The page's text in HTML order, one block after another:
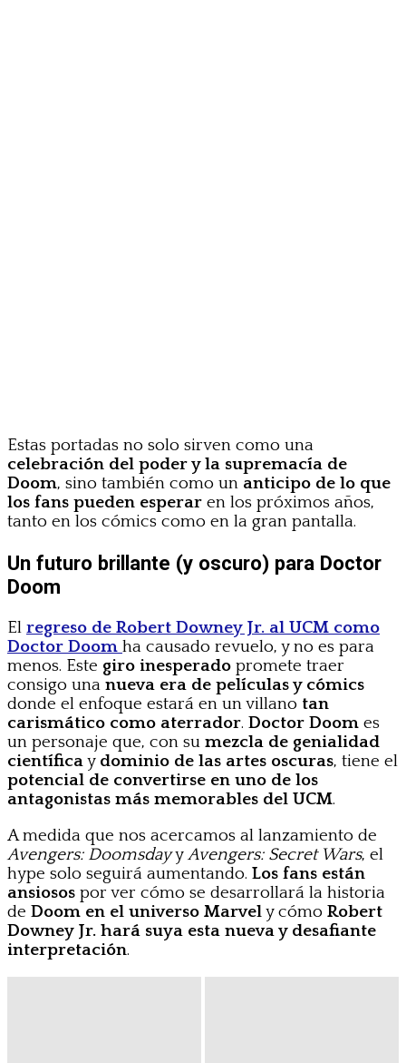
Estas portadas no solo sirven como una
celebración del poder y la supremacía de
Doom, sino también como un anticipo de lo que
los fans pueden esperar en los próximos años,
tanto en los cómics como en la gran pantalla.
Un futuro brillante (y oscuro) para Doctor
Doom
El regreso de Robert Downey Jr. al UCM como
Doctor Doom ha causado revuelo, y no es para
menos. Este giro inesperado promete traer
consigo una nueva era de películas y cómics
donde el enfoque estará en un villano tan
carismático como aterrador. Doctor Doom es
un personaje que, con su mezcla de genialidad
científicay dominio de las artes oscuras, tiene el
potencial de convertirse en uno de los
antagonistas más memorables del UCM.
A medida que nos acercamos al lanzamiento de
Avengers: DoomsdayyAvengers: Secret Wars, el
hype solo seguirá aumentando. Los fans están
ansiosos por ver cómo se desarrollará la historia
de Doom en el universo Marvely cómo Robert
Downey Jr. hará suya esta nueva y desafiante
interpretación.